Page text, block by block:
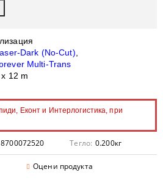
Dark (No-Cut)
Multi-Trans
12 m
Еконт и Интерлогистика, при
8700072520 Тегло: 0.200кг
Оцени продукта